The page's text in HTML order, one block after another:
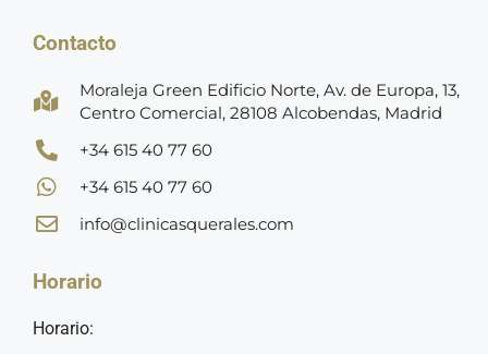
Contacto
Moraleja Green Edificio Norte, Av. de Europa, 13,
Centro Comercial, 28108 Alcobendas, Madrid
+34 615 40 77 60
+34 615 40 77 60
info@clinicasquerales.com
Horario
Horario: